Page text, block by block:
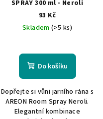
SPRAY 300 ml - Neroli
93 Kč
Skladem(>5 ks)
Do košíku
Dopřejte si vůni jarního rána s
AREON Room Spray Neroli.
Elegantní kombinace